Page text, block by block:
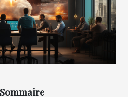
Sommaire